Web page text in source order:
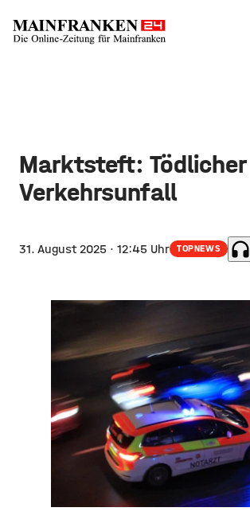
Marktsteft: Tödlicher
Verkehrsunfall
31. August 2025 · 12:45 Uhr TOPNEWS headphones